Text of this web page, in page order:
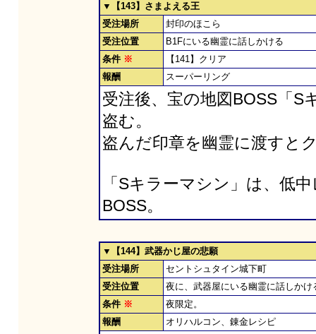
▼【143】さまよえる王
受注場所
封印のほこら
受注位置
B1Fにいる幽霊に話しかける
条件 ※
【141】クリア
報酬
スーパーリング
受注後、宝の地図BOSS「S
盗む。
盗んだ印章を幽霊に渡すと
「Sキラーマシン」は、低
BOSS。
▼【144】武器かじ屋の悲願
受注場所
セントシュタイン城下町
受注位置
夜に、武器屋にいる幽霊に話しかけ
条件 ※
夜限定。
報酬
オリハルコン、錬金レシピ